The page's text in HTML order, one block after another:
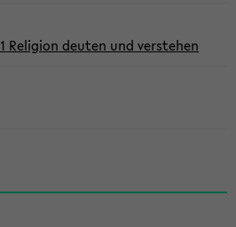
Religion deuten und verstehen